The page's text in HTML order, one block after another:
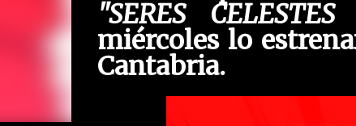
"SERES
miércoles lo
Cantabria.